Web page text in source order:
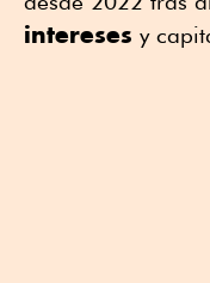
intereses y